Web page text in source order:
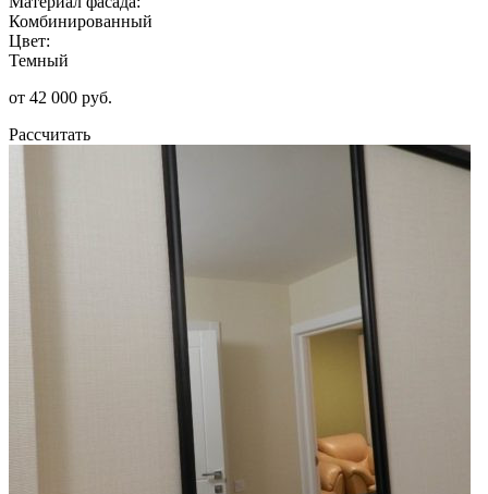
Комбинированный
Цвет:
Темный
от 42 000 руб.
Рассчитать